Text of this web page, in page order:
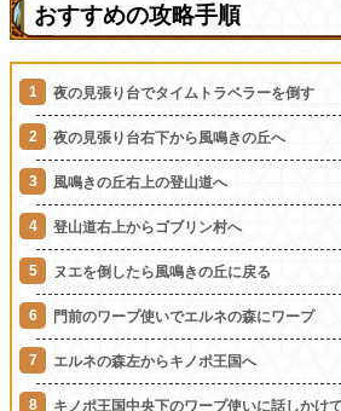
おすすめの攻略手順
夜の見張り台でタイムトラベラーを倒す
夜の見張り台右下から風鳴きの丘へ
風鳴きの丘右上の登山道へ
登山道右上からゴブリン村へ
ヌエを倒したら風鳴きの丘に戻る
門前のワープ使いでエルネの森にワープ
エルネの森左からキノポ王国へ
キノポ王国中央下のワープ使いに話しかけ